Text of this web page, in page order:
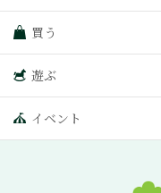
買う
遊ぶ
イベント